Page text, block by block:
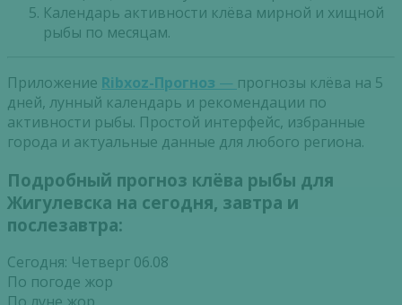
Календарь активности клёва мирной и хищной
рыбы по месяцам.
Приложение Ribxoz-Прогноз — прогнозы клёва на 5
дней, лунный календарь и рекомендации по
активности рыбы. Простой интерфейс, избранные
города и актуальные данные для любого региона.
Подробный прогноз клёва рыбы для
Жигулевска на сегодня, завтра и
послезавтра:
Сегодня: Четверг 06.08
По погоде жор